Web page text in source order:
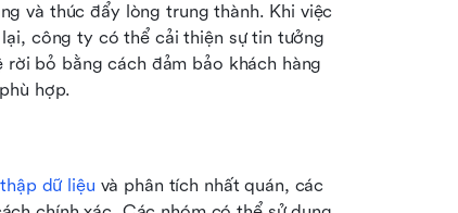
và thúc đẩy lòng trung thành. Khi việc
công ty có thể cải thiện sự tin tưởng
bỏ bằng cách đảm bảo khách hàng
hợp.
dữ liệu và phân tích nhất quán, các